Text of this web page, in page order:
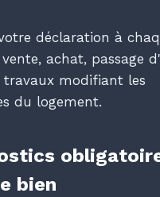
déclaration à
achat, passage
travaux modifiant les
du logement.
bien